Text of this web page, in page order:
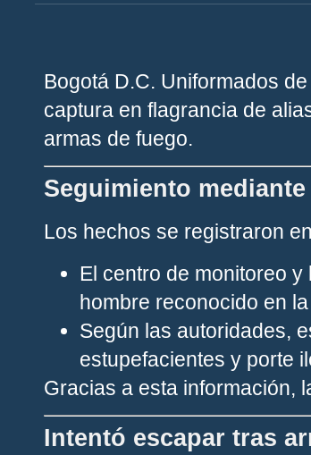
Bogotá D.C. Uniformados
captura en flagrancia de
armas de fuego.
Seguimiento
Los hechos se registraron
El centro de monitoreo
hombre reconocido en
Según las autoridades,
estupefacientes y porte
Gracias a esta información,
Intentó escapar tras